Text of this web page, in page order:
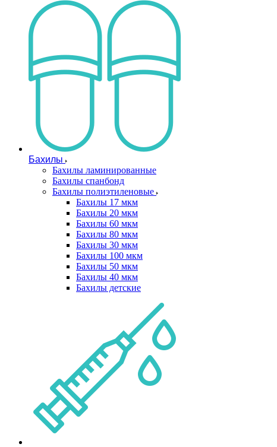
Бахилы
Бахилы ламинированные
Бахилы спанбонд
Бахилы полиэтиленовые
Бахилы 17 мкм
Бахилы 20 мкм
Бахилы 60 мкм
Бахилы 80 мкм
Бахилы 30 мкм
Бахилы 100 мкм
Бахилы 50 мкм
Бахилы 40 мкм
Бахилы детские